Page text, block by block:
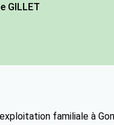
GILLET
familiale à